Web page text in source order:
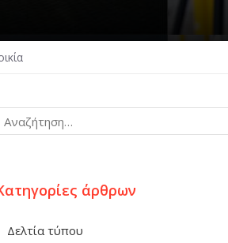
άρθρων
Δελτία τύπου